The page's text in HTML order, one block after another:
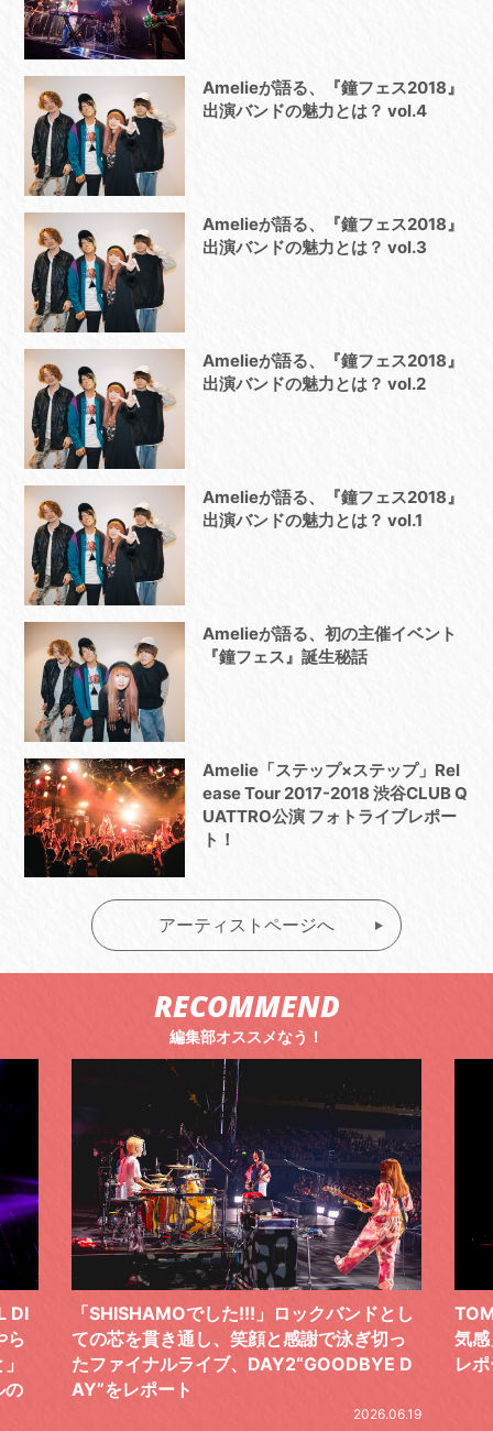
Amelieが語る、『鐘フェス2018』
出演バンドの魅力とは？ vol.4
Amelieが語る、『鐘フェス2018』
出演バンドの魅力とは？ vol.3
Amelieが語る、『鐘フェス2018』
出演バンドの魅力とは？ vol.2
Amelieが語る、『鐘フェス2018』
出演バンドの魅力とは？ vol.1
Amelieが語る、初の主催イベント
『鐘フェス』誕生秘話
Amelie「ステップ×ステップ」Rel
ease Tour 2017-2018 渋谷CLUB Q
UATTRO公演 フォトライブレポー
ト！
アーティストページへ
RECOMMEND
編集部オススメなう！
ロックバンドとし
感謝で泳ぎ切っ
D
TOMOO、３台の鍵盤で「6月から7
気感」を鮮やかに描いた、FC限定ラ
レポート